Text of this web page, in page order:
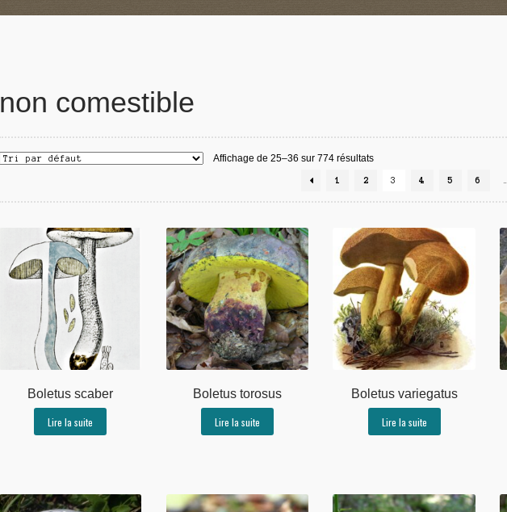
non comestible
Affichage de 25–36 sur 774 résultats
1 2 3 4 5 6
Boletus scaber
Lire la suite
Boletus torosus
Lire la suite
Boletus variegatus
Lire la suite